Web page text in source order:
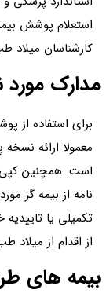
استعلام پوشش
کارشناسان میلاد
مدارک مورد
برای استفاده از
معمولا ارائه
است. همچنین کپی
نامه از بیمه گر
تکمیلی یا
از اقدام از میلاد
بیمه های